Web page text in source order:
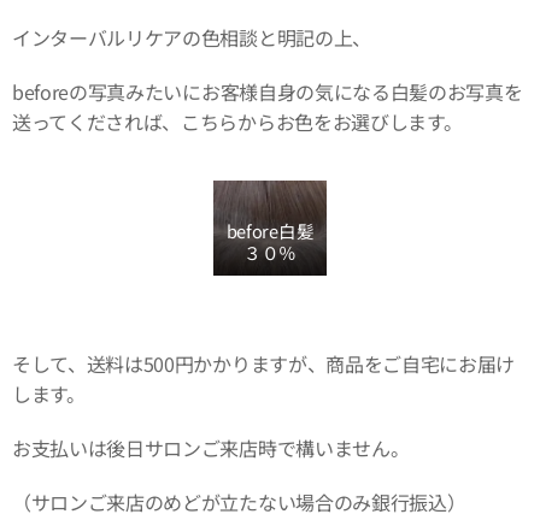
インターバルリケアの色相談と明記の上、
beforeの写真みたいにお客様自身の気になる白髪のお写真を
送ってくだされば、こちらからお色をお選びします。
before白髪
３０％
そして、送料は500円かかりますが、商品をご自宅にお届け
します。
お支払いは後日サロンご来店時で構いません。
（サロンご来店のめどが立たない場合のみ銀行振込）